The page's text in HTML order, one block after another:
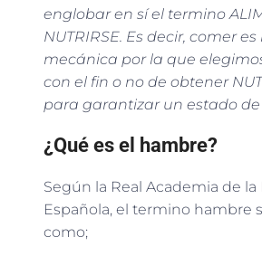
englobar en sí el termino
NUTRIRSE. Es decir, comer
mecánica por la que
con el fin o no de obtener
para garantizar un estado
¿Qué es el hambre?
Según la Real Academia de la
Española, el termino hambre
como;